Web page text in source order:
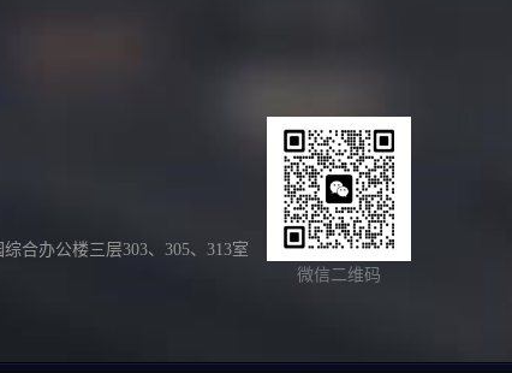
合办公楼三层303、305、313室
微信二维码